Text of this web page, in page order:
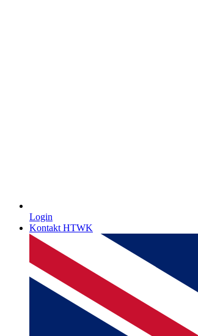
Login
Kontakt HTWK